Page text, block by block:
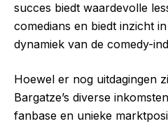
succes biedt waardevolle
comedians en biedt inzicht
dynamiek van de comedy-
Hoewel er nog uitdagingen
Bargatze’s diverse
fanbase en unieke